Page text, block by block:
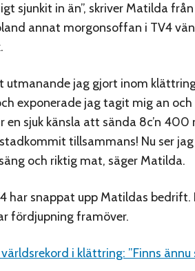
sjunkit in än”, skriver Matilda
annat morgonsoffan i TV4
utmanande jag gjort inom
exponerade jag tagit mig an
sjuk känsla att sända 8c’n 400
tillsammans! Nu ser
och riktig mat, säger Matilda.
har snappat upp Matildas bedrift.
fördjupning framöver.
i klättring: ”Finns ännu